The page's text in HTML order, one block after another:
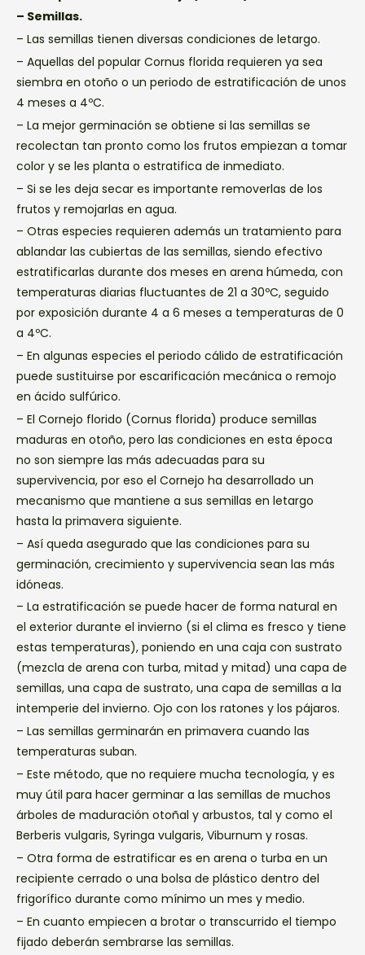
– Semillas.
– Las semillas tienen diversas condiciones de letargo.
– Aquellas del popular Cornus florida requieren ya sea
siembra en otoño o un periodo de estratificación de unos
4 meses a 4ºC.
– La mejor germinación se obtiene si las semillas se
recolectan tan pronto como los frutos empiezan a tomar
color y se les planta o estratifica de inmediato.
– Si se les deja secar es importante removerlas de los
frutos y remojarlas en agua.
– Otras especies requieren además un tratamiento para
ablandar las cubiertas de las semillas, siendo efectivo
estratificarlas durante dos meses en arena húmeda, con
temperaturas diarias fluctuantes de 21 a 30ºC, seguido
por exposición durante 4 a 6 meses a temperaturas de 0
a 4ºC.
– En algunas especies el periodo cálido de estratificación
puede sustituirse por escarificación mecánica o remojo
en ácido sulfúrico.
– El Cornejo florido (Cornus florida) produce semillas
maduras en otoño, pero las condiciones en esta época
no son siempre las más adecuadas para su
supervivencia, por eso el Cornejo ha desarrollado un
mecanismo que mantiene a sus semillas en letargo
hasta la primavera siguiente.
– Así queda asegurado que las condiciones para su
germinación, crecimiento y supervivencia sean las más
idóneas.
– La estratificación se puede hacer de forma natural en
el exterior durante el invierno (si el clima es fresco y tiene
estas temperaturas), poniendo en una caja con sustrato
(mezcla de arena con turba, mitad y mitad) una capa de
semillas, una capa de sustrato, una capa de semillas a la
intemperie del invierno. Ojo con los ratones y los pájaros.
– Las semillas germinarán en primavera cuando las
temperaturas suban.
– Este método, que no requiere mucha tecnología, y es
muy útil para hacer germinar a las semillas de muchos
árboles de maduración otoñal y arbustos, tal y como el
Berberis vulgaris, Syringa vulgaris, Viburnum y rosas.
– Otra forma de estratificar es en arena o turba en un
recipiente cerrado o una bolsa de plástico dentro del
frigorífico durante como mínimo un mes y medio.
– En cuanto empiecen a brotar o transcurrido el tiempo
fijado deberán sembrarse las semillas.